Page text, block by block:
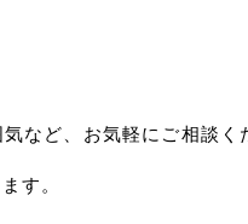
など、お気軽にご相談く
す。